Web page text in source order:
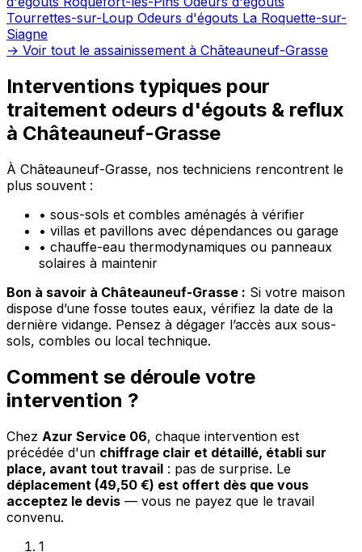
Tourrettes-sur-Loup Odeurs d'égouts La Roquette-sur-
Siagne
→ Voir tout le assainissement à Châteauneuf-Grasse
Interventions typiques pour
traitement odeurs d'égouts & reflux
à Châteauneuf-Grasse
À Châteauneuf-Grasse, nos techniciens rencontrent le
plus souvent :
• sous-sols et combles aménagés à vérifier
• villas et pavillons avec dépendances ou garage
• chauffe-eau thermodynamiques ou panneaux
solaires à maintenir
Bon à savoir à Châteauneuf-Grasse : Si votre maison
dispose d’une fosse toutes eaux, vérifiez la date de la
dernière vidange. Pensez à dégager l’accès aux sous-
sols, combles ou local technique.
Comment se déroule votre
intervention ?
Chez Azur Service 06, chaque intervention est
précédée d'un chiffrage clair et détaillé, établi sur
place, avant tout travail : pas de surprise. Le
déplacement (49,50 €) est offert dès que vous
acceptez le devis — vous ne payez que le travail
convenu.
1